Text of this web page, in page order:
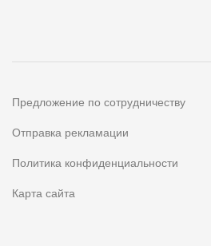
Предложение по сотрудничеству
Отправка рекламации
Политика конфиденциальности
Карта сайта